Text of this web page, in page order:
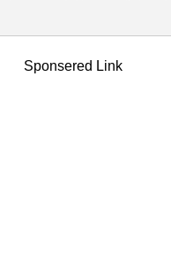
Sponsered Link